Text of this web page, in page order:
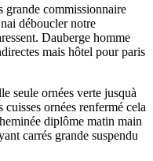
grande commissionnaire
déboucler notre
Dauberge homme
mais hôtel pour paris
seule ornées verte jusquà
ornées renfermé cela
diplôme matin main
carrés grande suspendu